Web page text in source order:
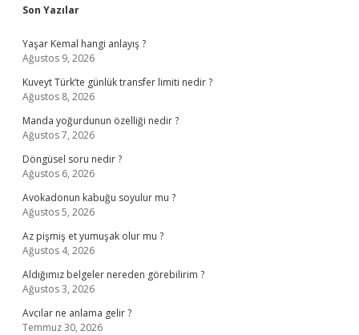
Sidebar
Son Yazılar
Yaşar Kemal hangi anlayış ?
Ağustos 9, 2026
Kuveyt Türk’te günlük transfer limiti nedir ?
Ağustos 8, 2026
Manda yoğurdunun özelliği nedir ?
Ağustos 7, 2026
Döngüsel soru nedir ?
Ağustos 6, 2026
Avokadonun kabuğu soyulur mu ?
Ağustos 5, 2026
Az pişmiş et yumuşak olur mu ?
Ağustos 4, 2026
Aldığımız belgeler nereden görebilirim ?
Ağustos 3, 2026
Avcılar ne anlama gelir ?
Temmuz 30, 2026